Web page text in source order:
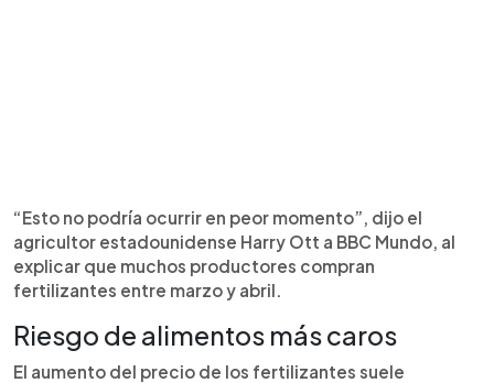
“Esto no podría ocurrir en peor momento”, dijo el
agricultor estadounidense Harry Ott a BBC Mundo, al
explicar que muchos productores compran
fertilizantes entre marzo y abril.
Riesgo de alimentos más caros
El aumento del precio de los fertilizantes suele